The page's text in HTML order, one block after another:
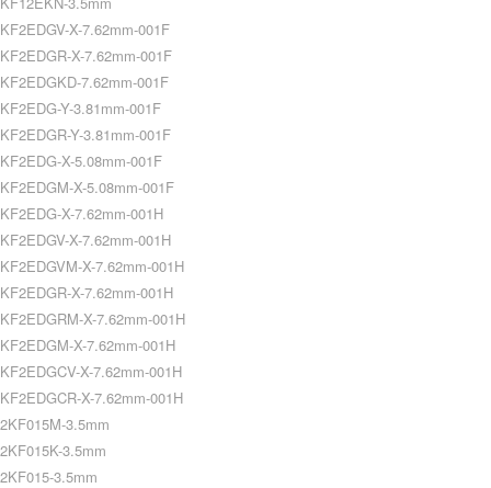
KF2EDGV-X-7.62mm-001F
KF2EDGR-X-7.62mm-001F
KF2EDGKD-7.62mm-001F
KF2EDG-Y-3.81mm-001F
KF2EDGR-Y-3.81mm-001F
KF2EDG-X-5.08mm-001F
KF2EDGM-X-5.08mm-001F
KF2EDG-X-7.62mm-001H
KF2EDGV-X-7.62mm-001H
KF2EDGVM-X-7.62mm-001H
KF2EDGR-X-7.62mm-001H
KF2EDGRM-X-7.62mm-001H
KF2EDGM-X-7.62mm-001H
KF2EDGCV-X-7.62mm-001H
KF2EDGCR-X-7.62mm-001H
2KF015M-3.5mm
2KF015K-3.5mm
2KF015-3.5mm